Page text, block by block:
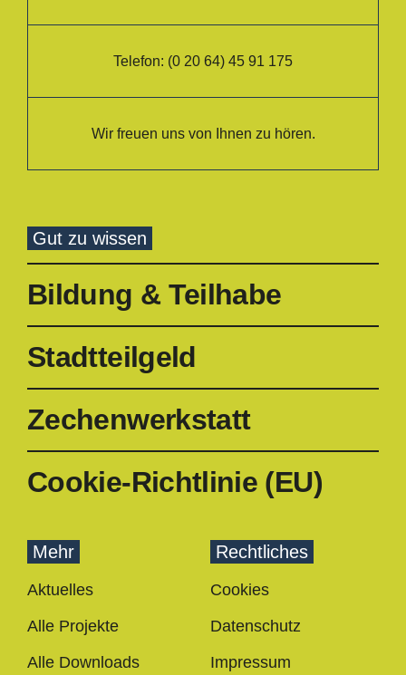
Telefon: (0 20 64) 45 91 175
Wir freuen uns von Ihnen zu hören.
Gut zu wissen
Bildung & Teilhabe
Stadtteilgeld
Zechenwerkstatt
Cookie-Richtlinie (EU)
Mehr
Aktuelles
Alle Projekte
Alle Downloads
Rechtliches
Cookies
Datenschutz
Impressum